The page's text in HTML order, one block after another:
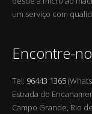
um serviço com
Encontre-
Tel: 96443 1365
Estrada do
Campo Grande, Rio